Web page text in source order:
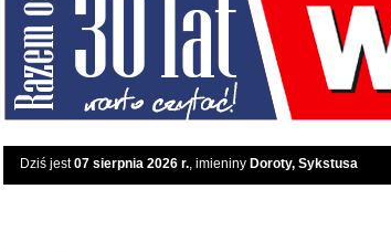
Dziś jest07 sierpnia 2026 r., imieniny Doroty, Sykstusa